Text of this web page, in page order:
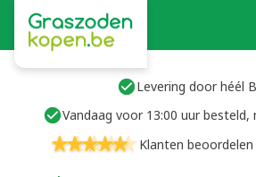
Levering door héél
Vandaag voor 13:00 uur besteld,
Klanten